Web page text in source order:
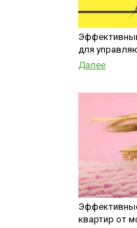
Медведка
Паук
Вши
для
Далее
квартир от